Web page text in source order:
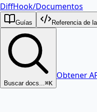
DiffHook/Documentos
Guías Referencia de
Buscar docs... ⌘K
Obtener